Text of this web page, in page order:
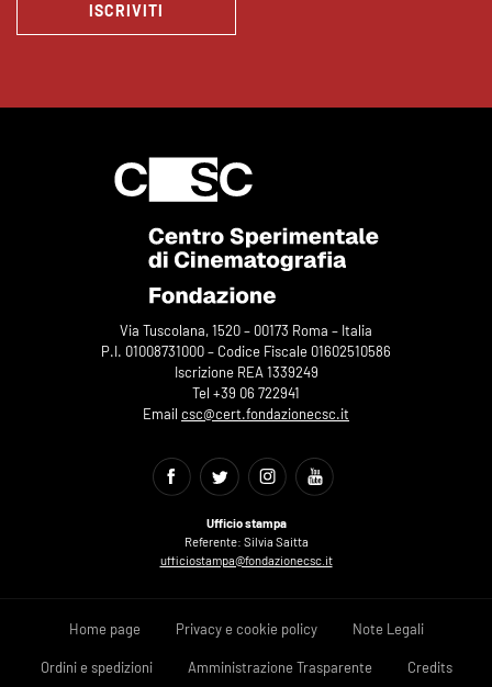
ISCRIVITI
Via Tuscolana, 1520 – 00173 Roma – Italia
P.I. 01008731000 – Codice Fiscale 01602510586
Iscrizione REA 1339249
Tel +39 06 722941
Email csc@cert.fondazionecsc.it
Ufficio stampa
Referente: Silvia Saitta
ufficiostampa@fondazionecsc.it
Home page Privacy e cookie policy Note Legali
Ordini e spedizioni Amministrazione Trasparente Credits